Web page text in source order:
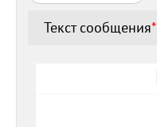
Текст сообщения*